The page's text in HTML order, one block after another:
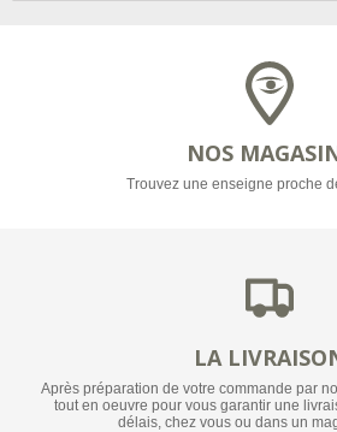
NOS
Trouvez une enseigne proche
LA
Après préparation de votre commande par
tout en oeuvre pour vous garantir une
délais, chez vous ou dans un